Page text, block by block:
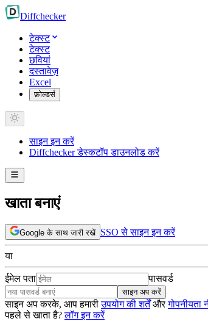
Diffchecker
टेक्स्ट
टेक्स्ट
छवियां
दस्तावेज़
Excel
फ़ोल्डर्स
साइन इन करें
Diffchecker डेस्कटॉप डाउनलोड करें
खाता बनाएं
Google के साथ जारी रखें SSO से साइन इन करें
या
ईमेल पता पासवर्ड
साइन अप करें
साइन अप करके, आप हमारी उपयोग की शर्तें और गोपनीयता
पहले से खाता है? लॉग इन करें